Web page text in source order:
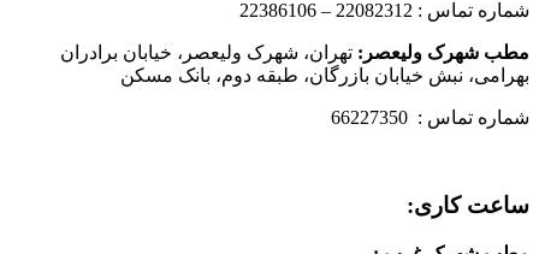
شماره تماس : 22082312 – 22386106
مطب شهرک ولیعصر: تهران، شهرک ولیعصر، خیابان برادران
بهرامی، نبش خیابان بازرگان، طبقه دوم، بانک مسکن
شماره تماس : 66227350
ساعت کاری: